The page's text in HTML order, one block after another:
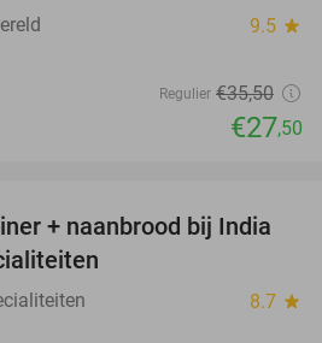
9.5 star
Regulier €35,50
€27,50
40%
+ naanbrood bij India
8.7 star